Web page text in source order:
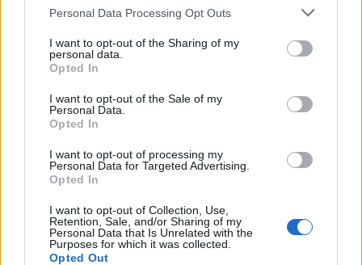
Please note that this website/app uses one or more Google
not limited to your visit or usage behaviour. You may click to
grant or deny consent to Google and its third-party tags to
use your data for below specified purposes in below Google
consent section.
Personal Data Processing Opt Outs
I want to opt-out of the Sharing of my
personal data.
Opted In
I want to opt-out of the Sale of my
Personal Data.
Opted In
I want to opt-out of processing my
Personal Data for Targeted Advertising.
Opted In
I want to opt-out of Collection, Use,
Retention, Sale, and/or Sharing of my
Personal Data that Is Unrelated with the
Purposes for which it was collected.
Opted Out